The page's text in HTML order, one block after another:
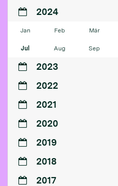
2024
Jan Feb Mär
Jul Aug Sep
2023
2022
2021
2020
2019
2018
2017